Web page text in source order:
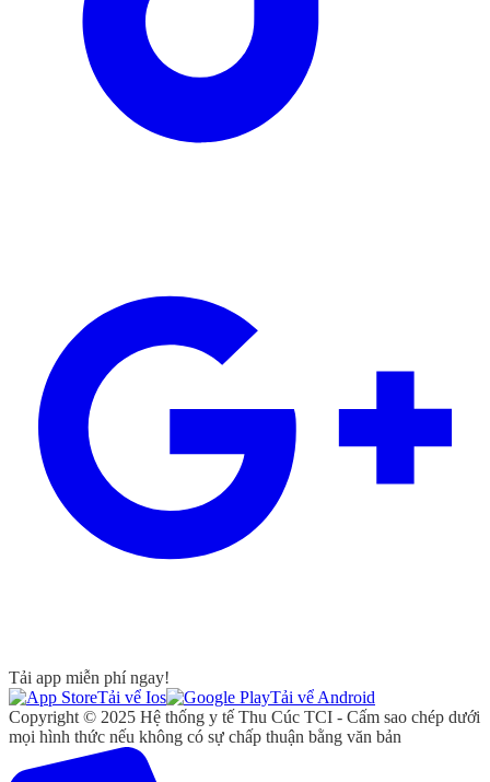
Tải app miễn phí ngay!
Tải vể Ios
Tải vể Android
Copyright © 2025 Hệ thống y tế Thu Cúc TCI - Cấm sao chép dưới
mọi hình thức nếu không có sự chấp thuận bằng văn bản